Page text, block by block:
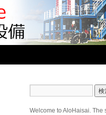
Welcome to AloHaisai. The